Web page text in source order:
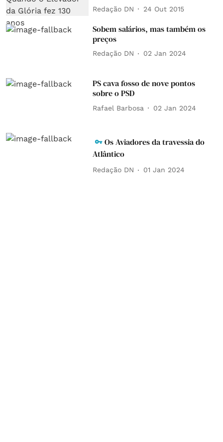
Redação DN 24 Out 2015
Sobem salários, mas também os
preços
Redação DN 02 Jan 2024
PS cava fosso de nove pontos
sobre o PSD
Rafael Barbosa 02 Jan 2024
Os Aviadores da travessia do
Atlântico
Redação DN 01 Jan 2024